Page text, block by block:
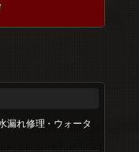
漏れ修理・ウォータ